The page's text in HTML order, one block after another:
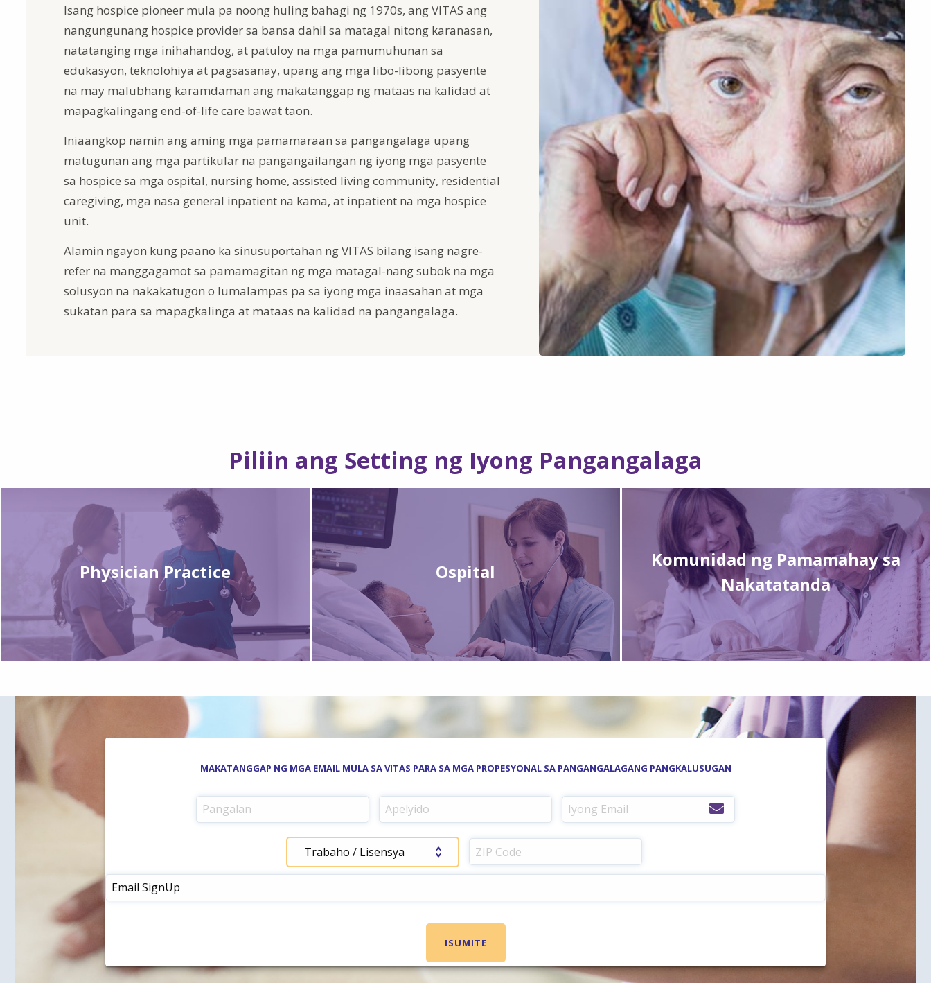
Isang hospice pioneer mula pa noong huling bahagi ng 1970s, ang VITAS ang
nangungunang hospice provider sa bansa dahil sa matagal nitong karanasan,
natatanging mga inihahandog, at patuloy na mga pamumuhunan sa
edukasyon, teknolohiya at pagsasanay, upang ang mga libo-libong pasyente
na may malubhang karamdaman ang makatanggap ng mataas na kalidad at
mapagkalingang end-of-life care bawat taon.
Iniaangkop namin ang aming mga pamamaraan sa pangangalaga upang
matugunan ang mga partikular na pangangailangan ng iyong mga pasyente
sa hospice sa mga ospital, nursing home, assisted living community, residential
caregiving, mga nasa general inpatient na kama, at inpatient na mga hospice
unit.
Alamin ngayon kung paano ka sinusuportahan ng VITAS bilang isang nagre-
refer na manggagamot sa pamamagitan ng mga matagal-nang subok na mga
solusyon na nakakatugon o lumalampas pa sa iyong mga inaasahan at mga
sukatan para sa mapagkalinga at mataas na kalidad na pangangalaga.
Piliin ang Setting ng Iyong Pangangalaga
Physician Practice Ospital
Komunidad ng Pamamahay sa
Nakatatanda
MAKATANGGAP NG MGA EMAIL MULA SA VITAS PARA SA MGA PROPESYONAL SA PANGANGALAGANG PANGKALUSUGAN